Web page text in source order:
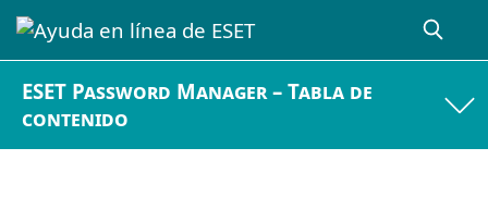
ESET Password Manager – Tabla de
contenido